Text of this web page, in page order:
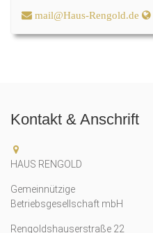
mail@Haus-Rengold.de
Kontakt & Anschrift
HAUS RENGOLD
Gemeinnützige
Betriebsgesellschaft mbH
Rengoldshauserstraße 22